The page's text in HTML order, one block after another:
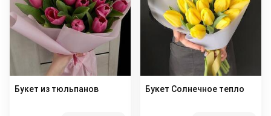
Букет из тюльпанов Букет Солнечное тепло